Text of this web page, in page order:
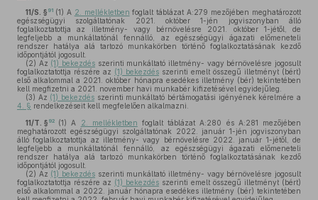
11/S. § 91 (1) A 2. mellékletben foglalt táblázat A:279 mezőjében meghatározott
egészségügyi szolgáltatónak 2021. október 1-jén jogviszonyban álló
foglalkoztatottja az illetmény- vagy bérnövelésre 2021. október 1-jétől, de
legfeljebb a munkáltatónál fennálló, az egészségügyi ágazati előmeneteli
rendszer hatálya alá tartozó munkakörben történő foglalkoztatásának kezdő
időpontjától jogosult.
(2) Az (1) bekezdés szerinti munkáltató illetmény- vagy bérnövelésre jogosult
foglalkoztatottja részére az (1) bekezdés szerinti emelt összegű illetményt (bért)
első alkalommal a 2021. október hónapra esedékes illetmény (bér) tekintetében
kell megfizetni a 2021. november havi munkabér kifizetésével egyidejűleg.
(3) Az (1) bekezdés szerinti munkáltató bértámogatási igényének kérelmére a
4. § rendelkezéseit kell megfelelően alkalmazni.
11/T. § 92 (1) A 2. mellékletben foglalt táblázat A:280 és A:281 mezőjében
meghatározott egészségügyi szolgáltatónak 2022. január 1-jén jogviszonyban
álló foglalkoztatottja az illetmény- vagy bérnövelésre 2022. január 1-jétől, de
legfeljebb a munkáltatónál fennálló, az egészségügyi ágazati előmeneteli
rendszer hatálya alá tartozó munkakörben történő foglalkoztatásának kezdő
időpontjától jogosult.
(2) Az (1) bekezdés szerinti munkáltató illetmény- vagy bérnövelésre jogosult
foglalkoztatottja részére az (1) bekezdés szerinti emelt összegű illetményt (bért)
első alkalommal a 2022. január hónapra esedékes illetmény (bér) tekintetében